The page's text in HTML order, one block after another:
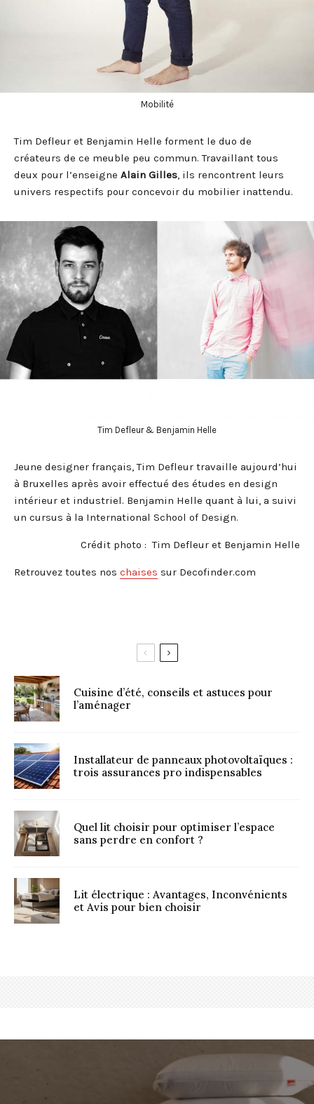
Mobilité
Tim Defleur et Benjamin Helle forment le duo de
créateurs de ce meuble peu commun. Travaillant tous
deux pour l’enseigne Alain Gilles, ils rencontrent leurs
univers respectifs pour concevoir du mobilier inattendu.
Tim Defleur & Benjamin Helle
Jeune designer français, Tim Defleur travaille aujourd’hui
à Bruxelles après avoir effectué des études en design
intérieur et industriel. Benjamin Helle quant à lui, a suivi
un cursus à la International School of Design.
Crédit photo : Tim Defleur et Benjamin Helle
Retrouvez toutes nos chaises sur Decofinder.com
Cuisine d’été, conseils et astuces pour
l’aménager
Installateur de panneaux photovoltaïques :
trois assurances pro indispensables
Quel lit choisir pour optimiser l’espace
sans perdre en confort ?
Lit électrique : Avantages, Inconvénients
et Avis pour bien choisir